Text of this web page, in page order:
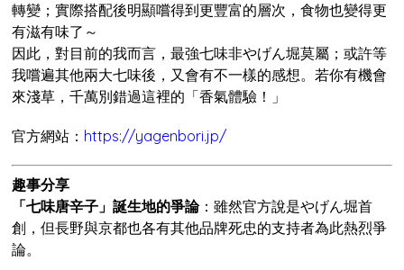
轉變；實際搭配後明顯嚐得到更豐富的層次，食物也變得更
有滋有味了～
因此，對目前的我而言，最強七味非やげん堀莫屬；或許等
我嚐遍其他兩大七味後，又會有不一樣的感想。若你有機會
來淺草，千萬別錯過這裡的「香氣體驗！」
官方網站： https://yagenbori.jp/
趣事分享
「七味唐辛子」誕生地的爭論：雖然官方說是やげん堀首
創，但長野與京都也各有其他品牌死忠的支持者為此熱烈爭
論。